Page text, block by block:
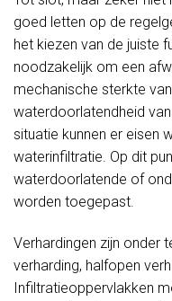
goed letten op de
het kiezen van de juiste
noodzakelijk om een
mechanische sterkte
waterdoorlatendheid
situatie kunnen er eisen
waterinfiltratie. Op dit
waterdoorlatende of
worden toegepast.
Verhardingen zijn onder
verharding, halfopen
Infiltratieoppervlakken